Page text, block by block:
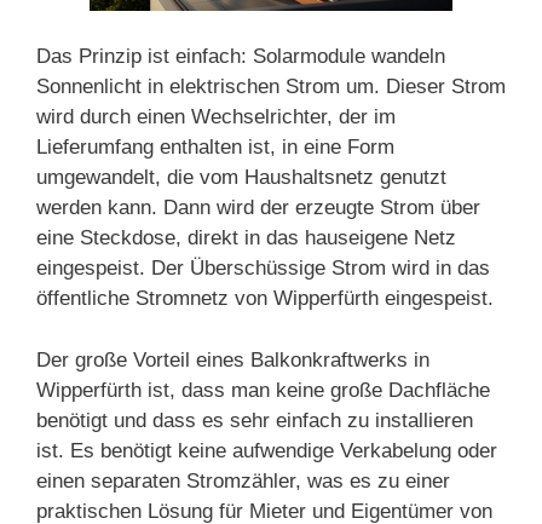
Das Prinzip ist einfach: Solarmodule wandeln
Sonnenlicht in elektrischen Strom um. Dieser Strom
wird durch einen Wechselrichter, der im
Lieferumfang enthalten ist, in eine Form
umgewandelt, die vom Haushaltsnetz genutzt
werden kann. Dann wird der erzeugte Strom über
eine Steckdose, direkt in das hauseigene Netz
eingespeist. Der Überschüssige Strom wird in das
öffentliche Stromnetz von Wipperfürth eingespeist.
Der große Vorteil eines Balkonkraftwerks in
Wipperfürth ist, dass man keine große Dachfläche
benötigt und dass es sehr einfach zu installieren
ist. Es benötigt keine aufwendige Verkabelung oder
einen separaten Stromzähler, was es zu einer
praktischen Lösung für Mieter und Eigentümer von